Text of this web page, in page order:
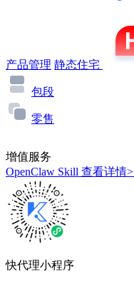
产品管理 静态住宅
包段
零售
增值服务
OpenClaw Skill 查看详情>
快代理小程序